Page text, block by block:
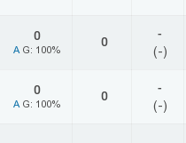
0
A G: 100%
0
-
(-)
0
A G: 100%
0
-
(-)